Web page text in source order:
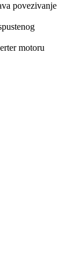
povezivanje
motoru